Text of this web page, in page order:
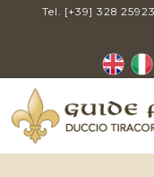
Tel. [+39] 328